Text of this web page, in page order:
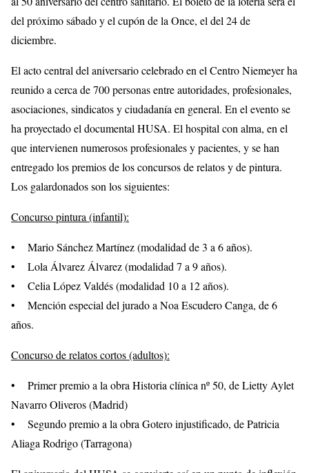
del próximo sábado y el cupón de la Once, el del 24 de
diciembre.
El acto central del aniversario celebrado en el Centro Niemeyer ha
reunido a cerca de 700 personas entre autoridades, profesionales,
asociaciones, sindicatos y ciudadanía en general. En el evento se
ha proyectado el documental HUSA. El hospital con alma, en el
que intervienen numerosos profesionales y pacientes, y se han
entregado los premios de los concursos de relatos y de pintura.
Los galardonados son los siguientes:
Concurso pintura (infantil):
• Mario Sánchez Martínez (modalidad de 3 a 6 años).
• Lola Álvarez Álvarez (modalidad 7 a 9 años).
• Celia López Valdés (modalidad 10 a 12 años).
• Mención especial del jurado a Noa Escudero Canga, de 6
años.
Concurso de relatos cortos (adultos):
• Primer premio a la obra Historia clínica nº 50, de Lietty Aylet
Navarro Oliveros (Madrid)
• Segundo premio a la obra Gotero injustificado, de Patricia
Aliaga Rodrigo (Tarragona)